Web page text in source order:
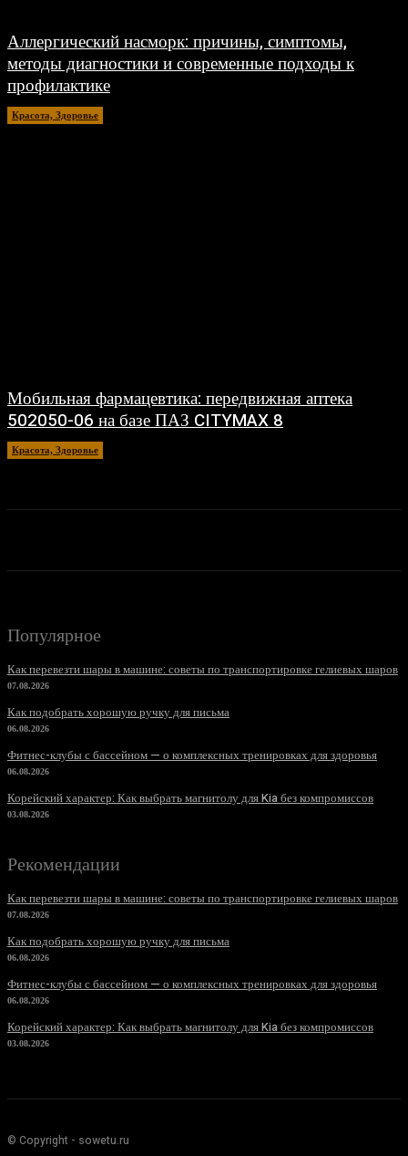
Аллергический насморк: причины, симптомы,
методы диагностики и современные подходы к
профилактике
Красота, Здоровье
Мобильная фармацевтика: передвижная аптека
502050-06 на базе ПАЗ CITYMAX 8
Красота, Здоровье
Популярное
Как перевезти шары в машине: советы по транспортировке гелиевых шаров
07.08.2026
Как подобрать хорошую ручку для письма
06.08.2026
Фитнес-клубы с бассейном — о комплексных тренировках для здоровья
06.08.2026
Корейский характер: Как выбрать магнитолу для Kia без компромиссов
03.08.2026
Рекомендации
Как перевезти шары в машине: советы по транспортировке гелиевых шаров
07.08.2026
Как подобрать хорошую ручку для письма
06.08.2026
Фитнес-клубы с бассейном — о комплексных тренировках для здоровья
06.08.2026
Корейский характер: Как выбрать магнитолу для Kia без компромиссов
03.08.2026
© Copyright - sowetu.ru